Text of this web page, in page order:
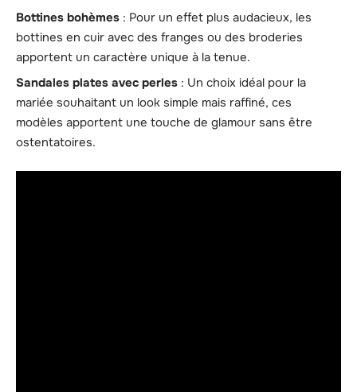
Bottines bohèmes : Pour un effet plus audacieux, les
bottines en cuir avec des franges ou des broderies
apportent un caractère unique à la tenue.
Sandales plates avec perles : Un choix idéal pour la
mariée souhaitant un look simple mais raffiné, ces
modèles apportent une touche de glamour sans être
ostentatoires.